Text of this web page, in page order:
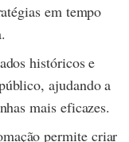
em tempo
históricos e
ajudando a
mais eficazes.
permite criar